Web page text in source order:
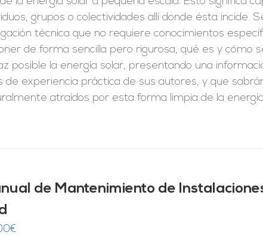
grupos o colectividades allí donde ésta incide.
técnica que no requiere conocimientos
de forma sencilla pero rigurosa, qué es y cómo
posible la energía solar, presentando una
de experiencia práctica de sus autores, y que
atraídos por esta forma limpia de la
de Mantenimiento de
€